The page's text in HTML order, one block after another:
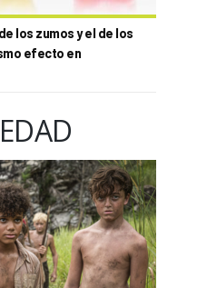
los zumos y el de los
efecto en